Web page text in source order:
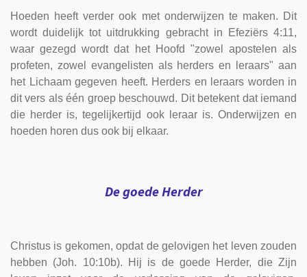
Hoeden heeft verder ook met onderwijzen te maken. Dit
wordt duidelijk tot uitdrukking gebracht in Efeziërs 4:11,
waar gezegd wordt dat het Hoofd "zowel apostelen als
profeten, zowel evangelisten als herders en leraars" aan
het Lichaam gegeven heeft. Herders en leraars worden in
dit vers als één groep beschouwd. Dit betekent dat iemand
die herder is, tegelijkertijd ook leraar is. Onderwijzen en
hoeden horen dus ook bij elkaar.
De goede Herder
Christus is gekomen, opdat de gelovigen het leven zouden
hebben (Joh. 10:10b). Hij is de goede Herder, die Zijn